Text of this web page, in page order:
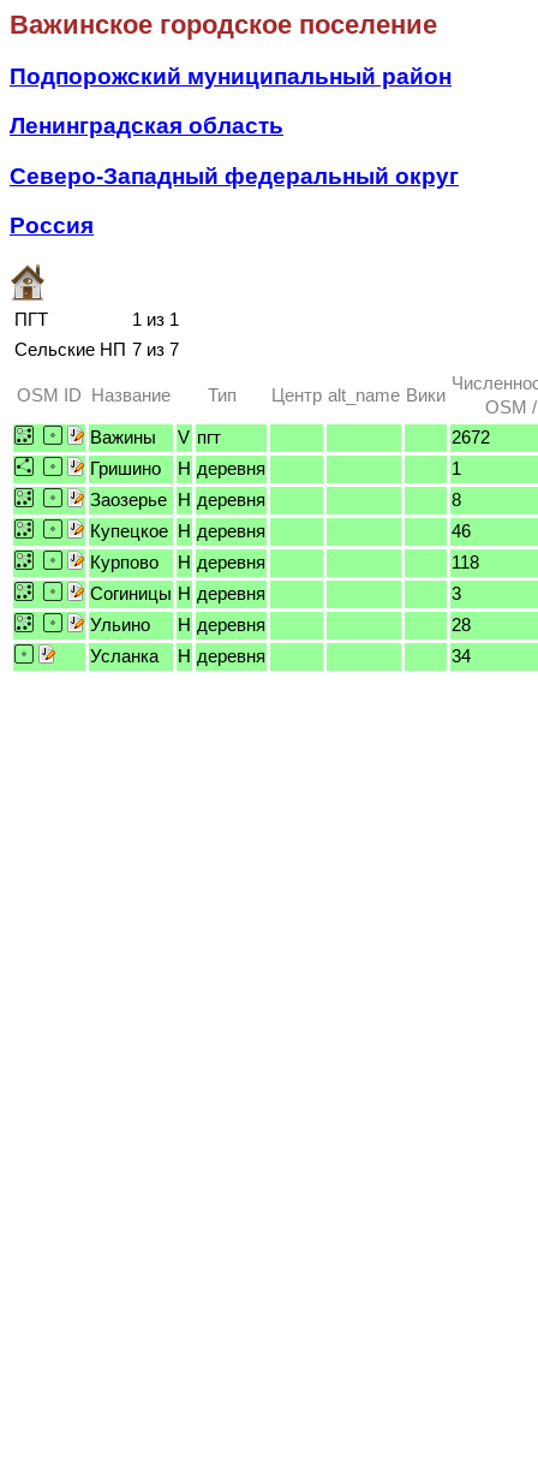
Важинское городское поселение
Подпорожский муниципальный район
Ленинградская область
Северо-Западный федеральный округ
Россия
ПГТ
1 из 1
Сельские НП 7 из 7
OSM ID Название Тип Центр alt_name Вики
OSM
Важины
V пгт
2672
Гришино
H деревня
1
Заозерье H деревня
8
Купецкое H деревня
46
Курпово
H деревня
118
Согиницы H деревня
3
Ульино
H деревня
28
Усланка
H деревня 34